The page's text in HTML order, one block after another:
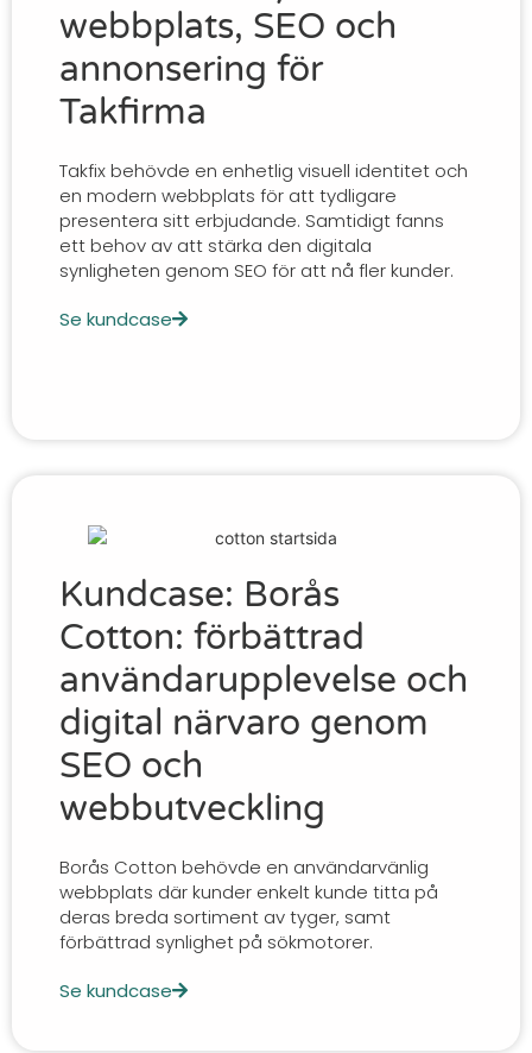
webbplats, SEO och
annonsering för
Takfirma
Takfix behövde en enhetlig visuell identitet och
en modern webbplats för att tydligare
presentera sitt erbjudande. Samtidigt fanns
ett behov av att stärka den digitala
synligheten genom SEO för att nå fler kunder.
Se kundcase
Kundcase: Borås
Cotton: förbättrad
användarupplevelse och
digital närvaro genom
SEO och
webbutveckling
Borås Cotton behövde en användarvänlig
webbplats där kunder enkelt kunde titta på
deras breda sortiment av tyger, samt
förbättrad synlighet på sökmotorer.
Se kundcase